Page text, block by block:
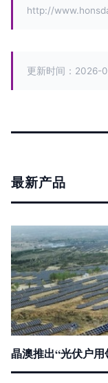
http://
更新时间：2026-
最新产品
晶澳推出“光伏户